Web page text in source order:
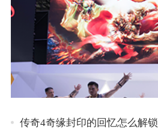
传奇4奇缘封印的回忆怎么解锁